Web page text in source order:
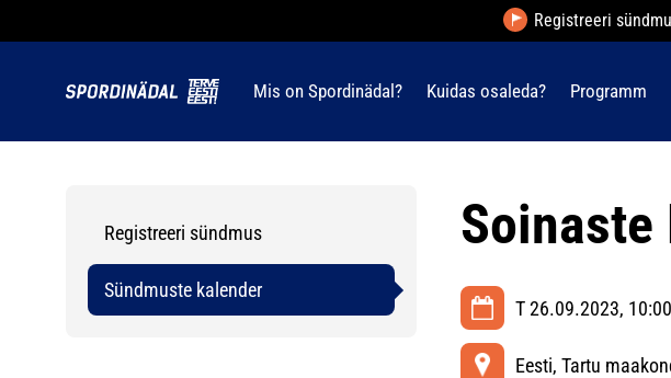
Registreeri
Mis on Spordinädal? Kuidas osaleda? Programm
Registreeri sündmus
Sündmuste kalender
T 26.09.2023, 10:00
Eesti, Tartu